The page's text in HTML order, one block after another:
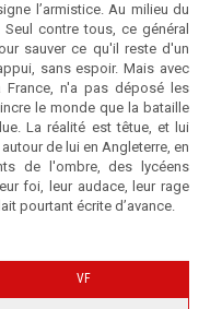
l’armistice. Au milieu du
contre tous, ce général
sauver ce qu'il reste d'un
sans espoir. Mais avec
n'a pas déposé les
le monde que la bataille
La réalité est têtue, et lui
de lui en Angleterre, en
de l'ombre, des lycéens
foi, leur audace, leur rage
pourtant écrite d’avance.
VF